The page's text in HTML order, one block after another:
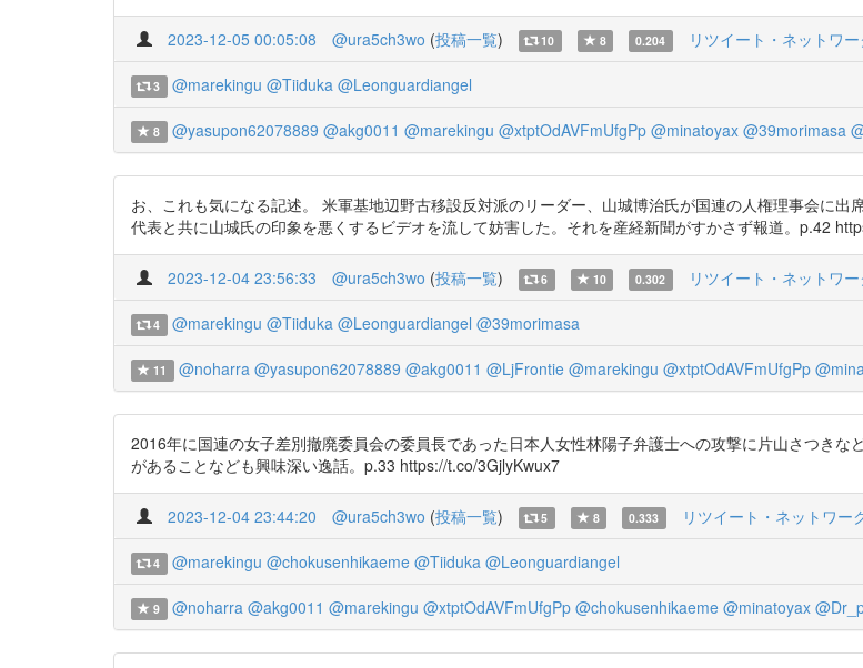
2023-12-05 00:05:08 @ura5ch3wo (投稿一覧) 10 8 0.204 リツイート・ネットワ
3 @marekingu @Tiiduka @Leonguardiangel
8 @yasupon62078889 @akg0011 @marekingu @xtptOdAVFmUfgPp @minatoyax @39morimasa
お、これも気になる記述。 米軍基地辺野古移設反対派のリーダー、山城博治氏が国連の人権理事会に
代表と共に山城氏の印象を悪くするビデオを流して妨害した。それを産経新聞がすかさず報道。p.42
2023-12-04 23:56:33 @ura5ch3wo (投稿一覧) 6 10 0.302 リツイート・ネットワ
4 @marekingu @Tiiduka @Leonguardiangel @39morimasa
11 @noharra @yasupon62078889 @akg0011 @LjFrontie @marekingu @xtptOdAVFmUfgPp
2016年に国連の女子差別撤廃委員会の委員長であった日本人女性林陽子弁護士への攻撃に片山さつき
があることなども興味深い逸話。p.33 https://t.co/3GjlyKwux7
2023-12-04 23:44:20 @ura5ch3wo (投稿一覧) 5 8 0.333 リツイート・ネットワー
4 @marekingu @chokusenhikaeme @Tiiduka @Leonguardiangel
9 @noharra @akg0011 @marekingu @xtptOdAVFmUfgPp @chokusenhikaeme @minatoyax